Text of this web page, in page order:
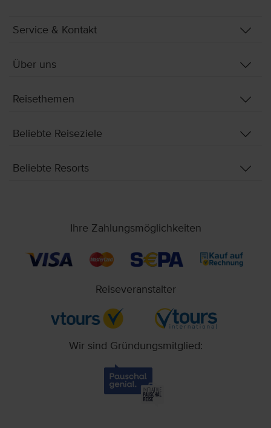
Service & Kontakt
Über uns
Reisethemen
Beliebte Reiseziele
Beliebte Resorts
Ihre Zahlungsmöglichkeiten
Reiseveranstalter
Wir sind Gründungsmitglied: